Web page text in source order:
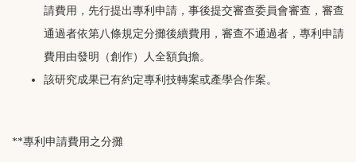
請費用，先行提出專利申請，事後提交審查委員會審查，審查
通過者依第八條規定分攤後續費用，審查不通過者，專利申請
費用由發明（創作）人全額負擔。
該研究成果已有約定專利技轉案或產學合作案。
**專利申請費用之分攤